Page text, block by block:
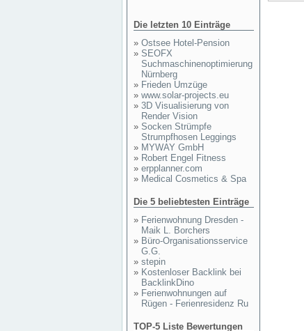
Die letzten 10 Einträge
» Ostsee Hotel-Pension
» SEOFX
Suchmaschinenoptimierung
Nürnberg
» Frieden Umzüge
» www.solar-projects.eu
» 3D Visualisierung von
Render Vision
» Socken Strümpfe
Strumpfhosen Leggings
» MYWAY GmbH
» Robert Engel Fitness
» erpplanner.com
» Medical Cosmetics & Spa
Die 5 beliebtesten Einträge
» Ferienwohnung Dresden -
Maik L. Borchers
» Büro-Organisationsservice
G.G.
» stepin
» Kostenloser Backlink bei
BacklinkDino
» Ferienwohnungen auf
Rügen - Ferienresidenz Ru
TOP-5 Liste Bewertungen